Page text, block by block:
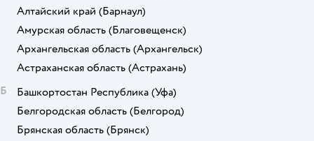
Алтайский край (Барнаул)
Амурская область (Благовещенск)
Архангельская область (Архангельск)
Астраханская область (Астрахань)
Б
Башкортостан Республика (Уфа)
Белгородская область (Белгород)
Брянская область (Брянск)